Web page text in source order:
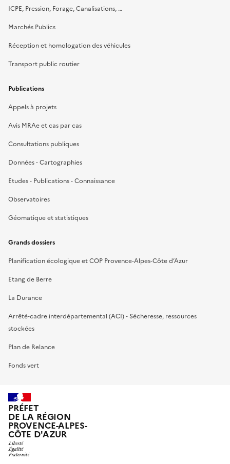
ICPE, Pression, Forage, Canalisations, …
Marchés Publics
Réception et homologation des véhicules
Transport public routier
Publications
Appels à projets
Avis MRAe et cas par cas
Consultations publiques
Données - Cartographies
Etudes - Publications - Connaissance
Observatoires
Géomatique et statistiques
Grands dossiers
Planification écologique et COP Provence-Alpes-Côte d’Azur
Etang de Berre
La Durance
Arrêté-cadre interdépartemental (ACI) - Sécheresse, ressources
stockées
Plan de Relance
Fonds vert
PRÉFET
DE LA RÉGION
PROVENCE-ALPES-
CÔTE D'AZUR